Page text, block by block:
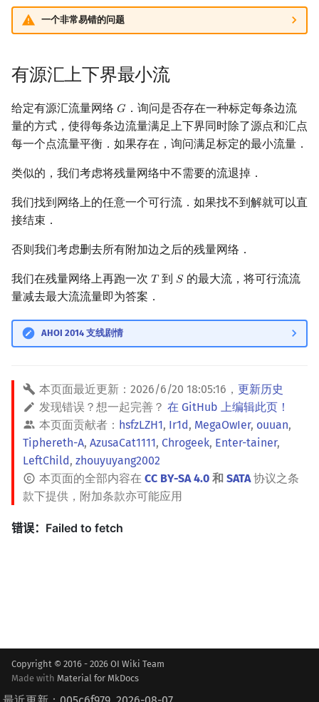
一个非常易错的问题
有源汇上下界最小流
给定有源汇流量网络 𝐺
G ．询问是否存在一种标定每条边流
量的方式，使得每条边流量满足上下界同时除了源点和汇点
每一个点流量平衡．如果存在，询问满足标定的最小流量．
类似的，我们考虑将残量网络中不需要的流退掉．
我们找到网络上的任意一个可行流．如果找不到解就可以直
接结束．
否则我们考虑删去所有附加边之后的残量网络．
我们在残量网络上再跑一次 𝑇
T 到 𝑆
S的最大流，将可行流流
量减去最大流流量即为答案．
AHOI 2014 支线剧情
本页面最近更新： 2026/6/20 18:05:16 ， 更新历史
发现错误？想一起完善？ 在 GitHub 上编辑此页！
本页面贡献者： hsfzLZH1, Ir1d, MegaOwIer, ouuan,
Tiphereth-A, AzusaCat1111, Chrogeek, Enter-tainer,
LeftChild, zhouyuyang2002
本页面的全部内容在 CC BY-SA 4.0 和 SATA协议之条
款下提供，附加条款亦可能应用
Copyright © 2016 - 2026 OI Wiki Team
Made with Material for MkDocs